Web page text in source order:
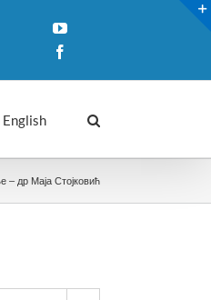
YouTube
– др Маја Стојковић